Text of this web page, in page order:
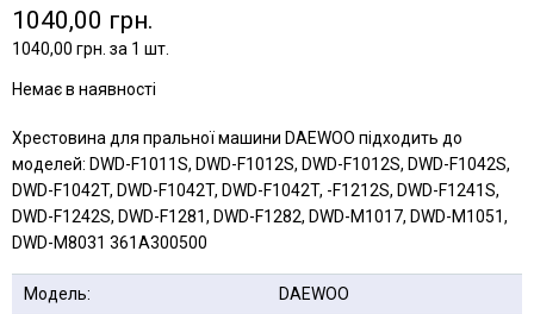
1040,00 грн.
1040,00 грн. за 1 шт.
Немає в наявності
Хрестовина для пральної машини DAEWOO підходить до
моделей: DWD-F1011S, DWD-F1012S, DWD-F1012S, DWD-F1042S,
DWD-F1042T, DWD-F1042T, DWD-F1042T, -F1212S, DWD-F1241S,
DWD-F1242S, DWD-F1281, DWD-F1282, DWD-M1017, DWD-M1051,
DWD-M8031 361А300500
Модель: DAEWOO